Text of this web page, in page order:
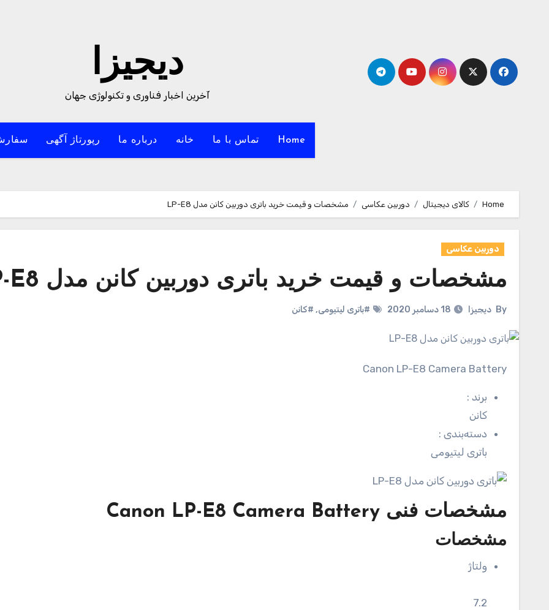
دیجیزا
آخرین اخبار فناوری و تکنولوژی جهان
Home تماس با ما خانه درباره ما رپورتاژ آگهی
Home کالای دیجیتال دوربین عکاسی مشخصات و قیمت خرید باتری دوربین کانن مدل LP-E8
دوربین عکاسی
مشخصات و قیمت خرید باتری دوربین کانن مدل LP-E8
By دیجیزا 18 دسامبر 2020 #باتری لیتیومی, #کانن
Canon LP-E8 Camera Battery
برند :
کانن
دسته‌بندی :
باتری لیتیومی
مشخصات فنی Canon LP-E8 Camera Battery
مشخصات
ولتاژ
7.2